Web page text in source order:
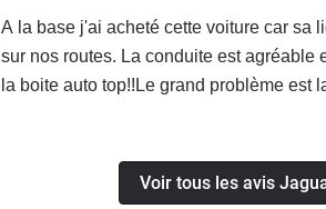
A la base j'ai acheté cette voiture car sa
sur nos routes. La conduite est agréable
la boite auto top!!Le grand problème est
avec ligne d'échappement, des bruits
silentblocs ont été changés, les supports
Voir tous les avis